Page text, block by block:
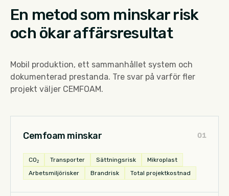
En metod som minskar risk
och ökar affärsresultat
Mobil produktion, ett sammanhållet system och
dokumenterad prestanda. Tre svar på varför fler
projekt väljer CEMFOAM.
Cemfoam minskar 01
CO₂ Transporter Sättningsrisk
Mikroplast
Arbetsmiljörisker
Brandrisk Total projektkostnad